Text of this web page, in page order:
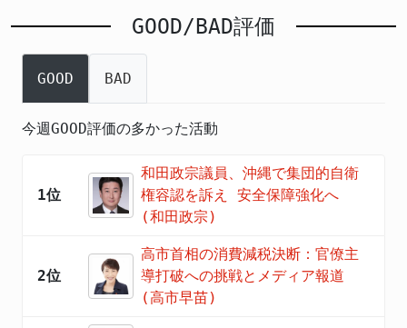
GOOD/BAD評価
GOOD BAD
今週GOOD評価の多かった活動
1位
和田政宗議員、沖縄で集団的自衛
権容認を訴え 安全保障強化へ
(和田政宗)
2位
高市首相の消費減税決断：官僚主
導打破への挑戦とメディア報道
(高市早苗)